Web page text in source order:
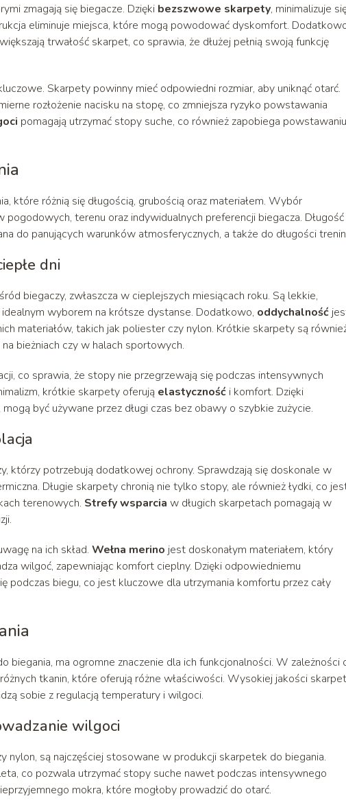
zmagają się biegacze. Dzięki bezszwowe skarpety, minimalizuje
eliminuje miejsca, które mogą powodować dyskomfort.
trwałość skarpet, co sprawia, że dłużej pełnią swoją funkcję
Skarpety powinny mieć odpowiedni rozmiar, aby uniknąć otarć.
rozłożenie nacisku na stopę, co zmniejsza ryzyko powstawania
pomagają utrzymać stopy suche, co również zapobiega powstawaniu
które różnią się długością, grubością oraz materiałem. Wybór
terenu oraz indywidualnych preferencji biegacza. Długość
do panujących warunków atmosferycznych, a także do długości
dni
biegaczy, zwłaszcza w cieplejszych miesiącach roku. Są lekkie,
wyborem na krótsze dystanse. Dodatkowo, oddychalność
materiałów, takich jak poliester czy nylon. Krótkie skarpety są
bieżniach czy w halach sportowych.
co sprawia, że stopy nie przegrzewają się podczas intensywnych
krótkie skarpety oferują elastyczność i komfort. Dzięki
być używane przez długi czas bez obawy o szybkie zużycie.
którzy potrzebują dodatkowej ochrony. Sprawdzają się doskonale w
Długie skarpety chronią nie tylko stopy, ale również łydki, co
terenowych. Strefy wsparcia w długich skarpetach pomagają w
na ich skład. Wełna merino jest doskonałym materiałem, który
wilgoć, zapewniając komfort cieplny. Dzięki odpowiedniemu
podczas biegu, co jest kluczowe dla utrzymania komfortu przez cały
biegania, ma ogromne znaczenie dla ich funkcjonalności. W zależności
tkanin, które oferują różne właściwości. Wysokiej jakości
sobie z regulacją temperatury i wilgoci.
wilgoci
nylon, są najczęściej stosowane w produkcji skarpetek do biegania.
co pozwala utrzymać stopy suche nawet podczas intensywnego
mokra, które mogłoby prowadzić do otarć.